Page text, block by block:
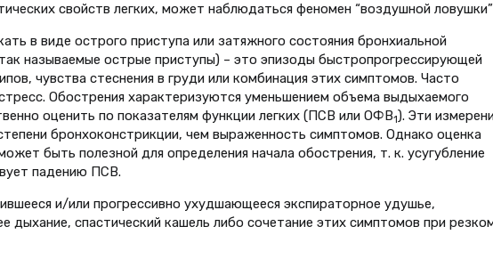
свойств легких, может наблюдаться феномен “воздушной
в виде острого приступа или затяжного состояния бронхиальной
называемые острые приступы) – это эпизоды быстропрогрессирующей
чувства стеснения в груди или комбинация этих симптомов. Часто
Обострения характеризуются уменьшением объема выдыхаемого
оценить по показателям функции легких (ПСВ или ОФВ1). Эти
бронхоконстрикции, чем выраженность симптомов. Однако оценка
быть полезной для определения начала обострения, т. к. усугубление
падению ПСВ.
и/или прогрессивно ухудшающееся экспираторное удушье,
дыхание, спастический кашель либо сочетание этих симптомов при